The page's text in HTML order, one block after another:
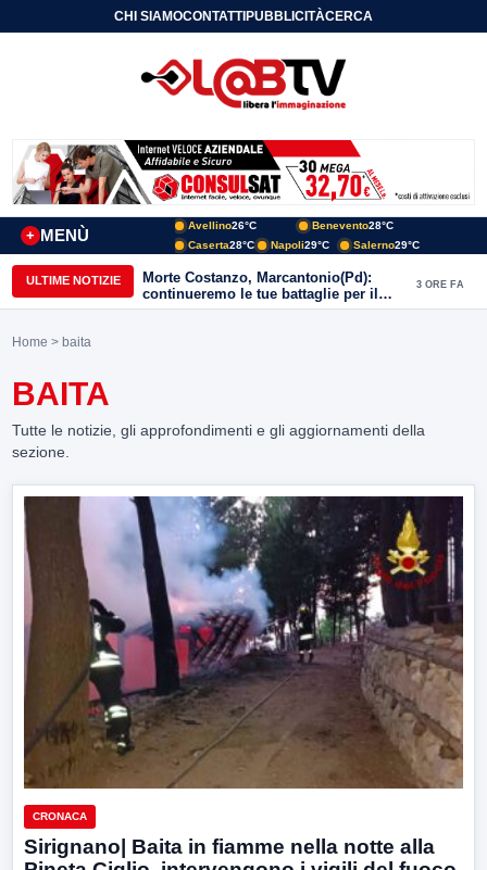
CHI SIAMOCONTATTIPUBBLICITÀCERCA
MENÙ
+
Avellino26°C Benevento28°C
Caserta28°C Napoli29°C Salerno29°C
ULTIME NOTIZIE
Morte Costanzo, Marcantonio(Pd):
continueremo le tue battaglie per il
Sannio
3 ORE FA
Home > baita
BAITA
Tutte le notizie, gli approfondimenti e gli aggiornamenti della
sezione.
CRONACA
Sirignano| Baita in fiamme nella notte alla